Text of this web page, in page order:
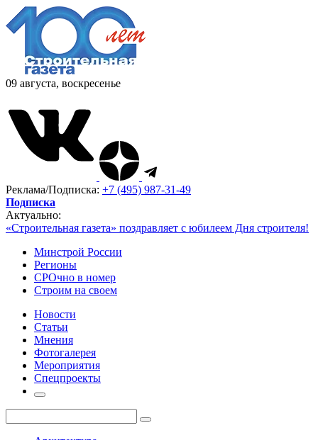
09 августа, воскресенье
Реклама/Подписка: +7 (495) 987-31-49
Подписка
Актуально:
«Строительная газета» поздравляет с юбилеем Дня строителя!
Минстрой России
Регионы
СРОчно в номер
Строим на своем
Новости
Статьи
Мнения
Фотогалерея
Мероприятия
Спецпроекты